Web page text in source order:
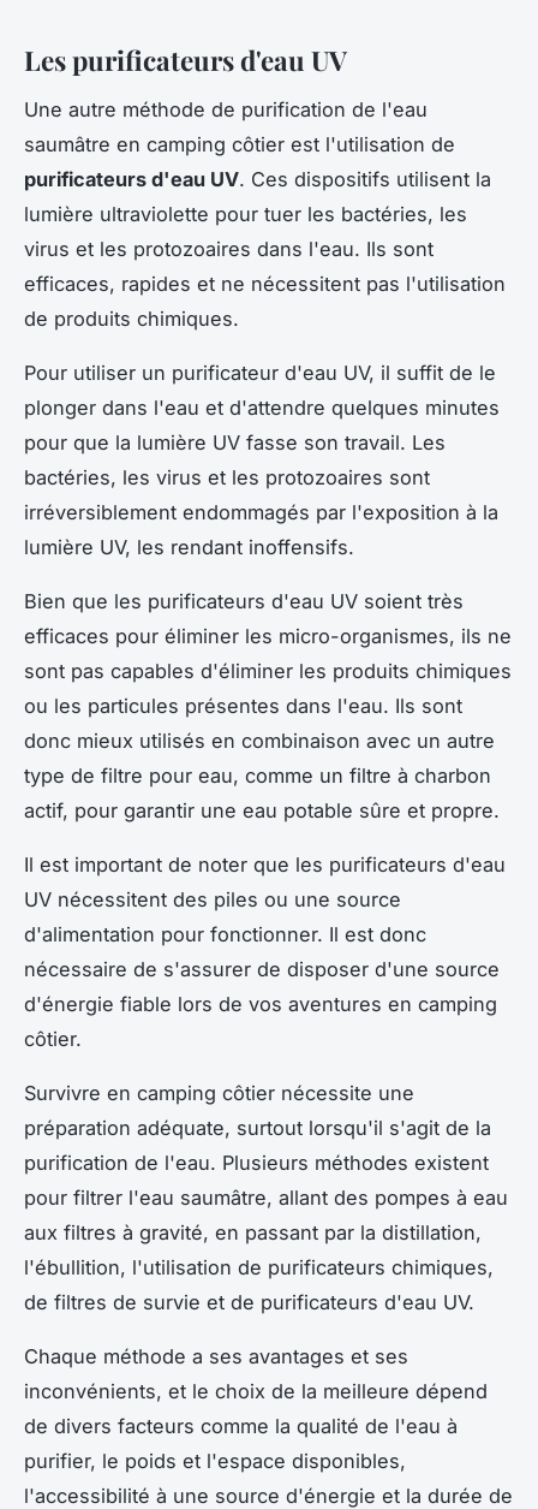
Les purificateurs d'eau UV
Une autre méthode de purification de l'eau
saumâtre en camping côtier est l'utilisation de
purificateurs d'eau UV. Ces dispositifs utilisent la
lumière ultraviolette pour tuer les bactéries, les
virus et les protozoaires dans l'eau. Ils sont
efficaces, rapides et ne nécessitent pas l'utilisation
de produits chimiques.
Pour utiliser un purificateur d'eau UV, il suffit de le
plonger dans l'eau et d'attendre quelques minutes
pour que la lumière UV fasse son travail. Les
bactéries, les virus et les protozoaires sont
irréversiblement endommagés par l'exposition à la
lumière UV, les rendant inoffensifs.
Bien que les purificateurs d'eau UV soient très
efficaces pour éliminer les micro-organismes, ils ne
sont pas capables d'éliminer les produits chimiques
ou les particules présentes dans l'eau. Ils sont
donc mieux utilisés en combinaison avec un autre
type de filtre pour eau, comme un filtre à charbon
actif, pour garantir une eau potable sûre et propre.
Il est important de noter que les purificateurs d'eau
UV nécessitent des piles ou une source
d'alimentation pour fonctionner. Il est donc
nécessaire de s'assurer de disposer d'une source
d'énergie fiable lors de vos aventures en camping
côtier.
Survivre en camping côtier nécessite une
préparation adéquate, surtout lorsqu'il s'agit de la
purification de l'eau. Plusieurs méthodes existent
pour filtrer l'eau saumâtre, allant des pompes à eau
aux filtres à gravité, en passant par la distillation,
l'ébullition, l'utilisation de purificateurs chimiques,
de filtres de survie et de purificateurs d'eau UV.
Chaque méthode a ses avantages et ses
inconvénients, et le choix de la meilleure dépend
de divers facteurs comme la qualité de l'eau à
purifier, le poids et l'espace disponibles,
l'accessibilité à une source d'énergie et la durée de